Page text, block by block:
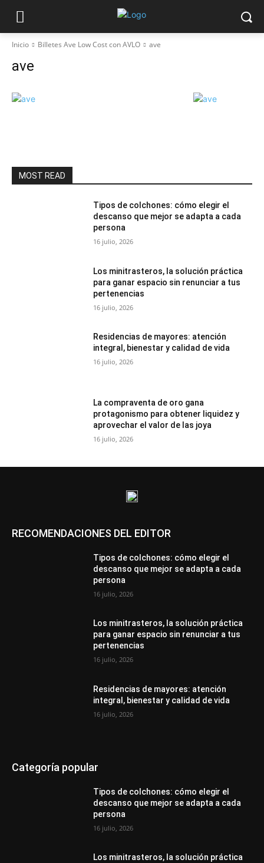
Inicio Billetes Ave Low Cost con AVLO ave
ave
MOST READ
Tipos de colchones: cómo elegir el
descanso que mejor se adapta a cada
persona
16 julio, 2026
Los minitrasteros, la solución práctica
para ganar espacio sin renunciar a tus
pertenencias
16 julio, 2026
Residencias de mayores: atención
integral, bienestar y calidad de vida
16 julio, 2026
La compraventa de oro gana
protagonismo para obtener liquidez y
aprovechar el valor de las joya
16 julio, 2026
RECOMENDACIONES DEL EDITOR
Tipos de colchones: cómo elegir el
descanso que mejor se adapta a cada
persona
16 julio, 2026
Los minitrasteros, la solución práctica
para ganar espacio sin renunciar a tus
pertenencias
16 julio, 2026
Residencias de mayores: atención
integral, bienestar y calidad de vida
16 julio, 2026
Categoría popular
Tipos de colchones: cómo elegir el
descanso que mejor se adapta a cada
persona
16 julio, 2026
Los minitrasteros, la solución práctica